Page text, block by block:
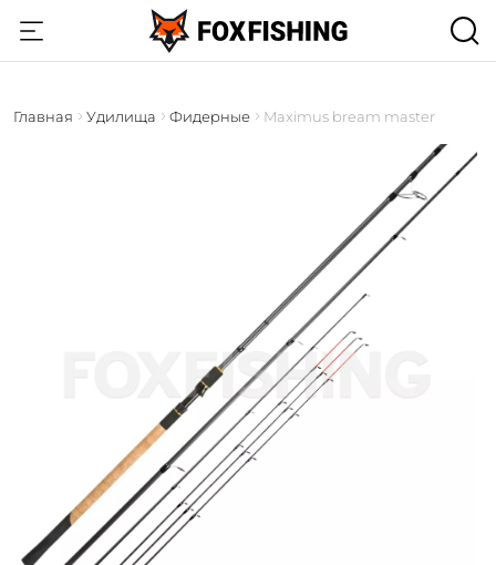
Главная Удилища Фидерные Maximus bream master